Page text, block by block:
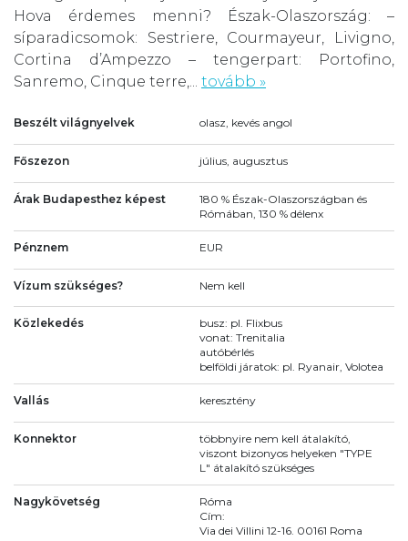
Hova érdemes menni? Észak-Olaszország: –
síparadicsomok: Sestriere, Courmayeur, Livigno,
Cortina d’Ampezzo – tengerpart: Portofino,
Sanremo, Cinque terre,... tovább »
Beszélt világnyelvek olasz, kevés angol
Főszezon július, augusztus
Árak Budapesthez képest
180 % Észak-Olaszországban és
Rómában, 130 % délenx
Pénznem EUR
Vízum szükséges? Nem kell
Közlekedés
busz: pl. Flixbus
vonat: Trenitalia
autóbérlés
belföldi járatok: pl. Ryanair, Volotea
Vallás keresztény
Konnektor
többnyire nem kell átalakító,
viszont bizonyos helyeken "TYPE
L" átalakító szükséges
Nagykövetség
Róma
Cím:
Via dei Villini 12-16. 00161 Roma